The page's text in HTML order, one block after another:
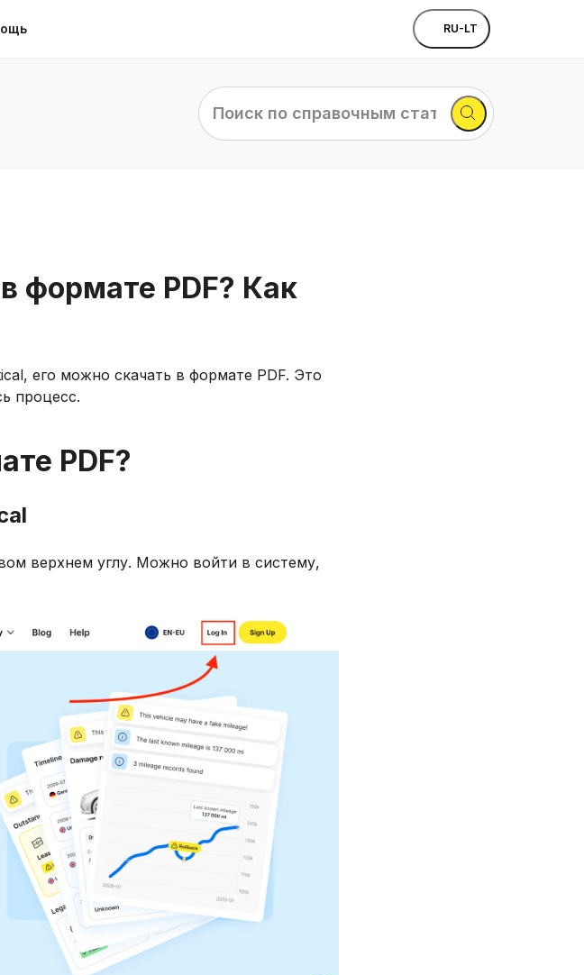
RU-LT
Поиск
по
справочным
формате PDF? Как
его можно скачать в формате PDF. Это
процесс.
PDF?
верхнем углу. Можно войти в систему,